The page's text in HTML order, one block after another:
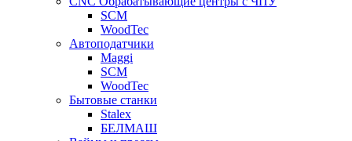
SCM
WoodTec
Автоподатчики
Maggi
SCM
WoodTec
Бытовые станки
Stalex
БЕЛМАШ